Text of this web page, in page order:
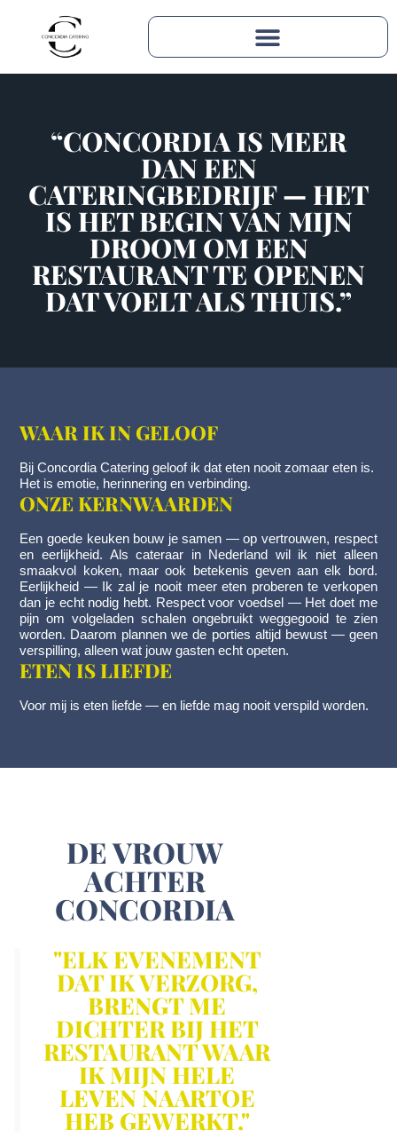
“CONCORDIA IS MEER
DAN EEN
CATERINGBEDRIJF — HET
IS HET BEGIN VAN MIJN
DROOM OM EEN
RESTAURANT TE OPENEN
DAT VOELT ALS THUIS.”
WAAR IK IN GELOOF
Bij Concordia Catering geloof ik dat eten nooit zomaar eten is.
Het is emotie, herinnering en verbinding.
ONZE KERNWAARDEN
Een goede keuken bouw je samen — op vertrouwen, respect
en eerlijkheid. Als cateraar in Nederland wil ik niet alleen
smaakvol koken, maar ook betekenis geven aan elk bord.
Eerlijkheid — Ik zal je nooit meer eten proberen te verkopen
dan je echt nodig hebt. Respect voor voedsel — Het doet me
pijn om volgeladen schalen ongebruikt weggegooid te zien
worden. Daarom plannen we de porties altijd bewust — geen
verspilling, alleen wat jouw gasten echt opeten.
ETEN IS LIEFDE
Voor mij is eten liefde — en liefde mag nooit verspild worden.
DE VROUW
ACHTER
CONCORDIA
"ELK EVENEMENT
DAT IK VERZORG,
BRENGT ME
DICHTER BIJ HET
RESTAURANT WAAR
IK MIJN HELE
LEVEN NAARTOE
HEB GEWERKT."